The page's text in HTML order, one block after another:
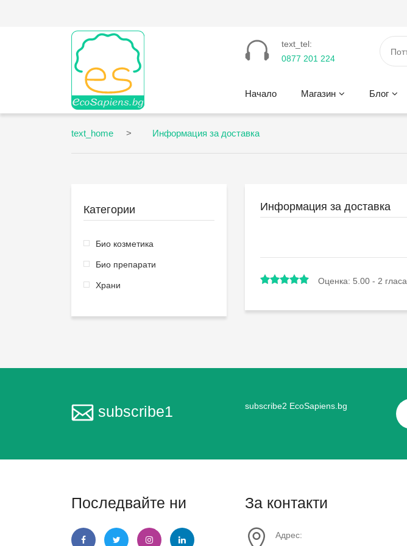
text_tel:
0877 201 224
Начало Магазин Блог
text_home Информация за доставка
Категории
Био козметика
Био препарати
Храни
Информация за доставка
Оценка: 5.00 - 2 гласа
subscribe1
subscribe2 EcoSapiens.bg
Последвайте ни За контакти
Адрес: